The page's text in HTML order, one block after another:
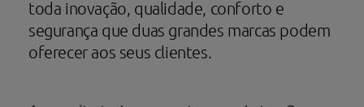
toda inovação, qualidade, conforto e
segurança que duas grandes marcas podem
oferecer aos seus clientes.